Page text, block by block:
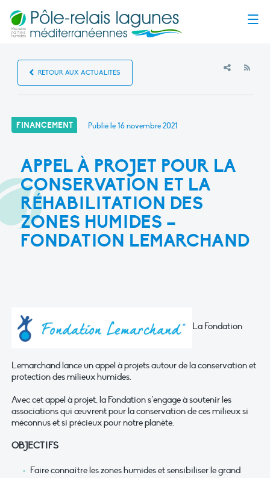
RETOUR AUX ACTUALITÉS
FINANCEMENT Publié le16 novembre 2021
APPEL À PROJET POUR LA
CONSERVATION ET LA
RÉHABILITATION DES
ZONES HUMIDES –
FONDATION LEMARCHAND
La Fondation
Lemarchand lance un appel à projets autour de la conservation et
protection des milieux humides.
Avec cet appel à projet, la Fondation s’engage à soutenir les
associations qui œuvrent pour la conservation de ces milieux si
méconnus et si précieux pour notre planète.
OBJECTIFS
Faire connaître les zones humides et sensibiliser le grand